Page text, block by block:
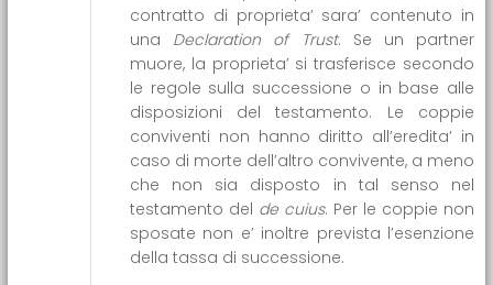
contratto di proprieta’ sara’ contenuto in
una Declaration of Trust. Se un partner
muore, la proprieta’ si trasferisce secondo
le regole sulla successione o in base alle
disposizioni del testamento. Le coppie
conviventi non hanno diritto all’eredita’ in
caso di morte dell’altro convivente, a meno
che non sia disposto in tal senso nel
testamento del de cuius. Per le coppie non
sposate non e’ inoltre prevista l’esenzione
della tassa di successione.